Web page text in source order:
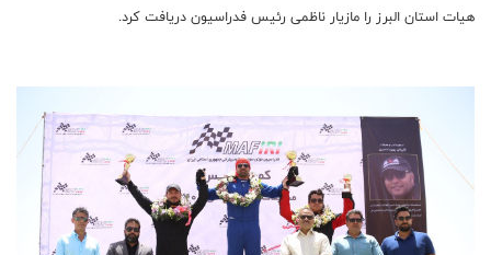
هیات استان البرز را مازیار ناظمی رئیس فدراسیون دریافت کرد.